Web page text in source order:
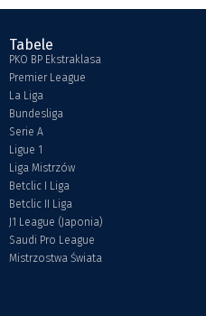
Tabele
PKO BP Ekstraklasa
Premier League
La Liga
Bundesliga
Serie A
Ligue 1
Liga Mistrzów
Betclic I Liga
Betclic II Liga
J1 League (Japonia)
Saudi Pro League
Mistrzostwa Świata